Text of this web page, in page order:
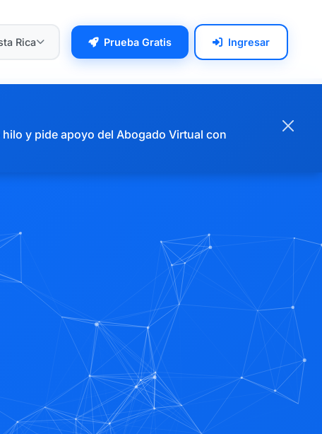
Rica Prueba Gratis Ingresar
y pide apoyo del Abogado Virtual con